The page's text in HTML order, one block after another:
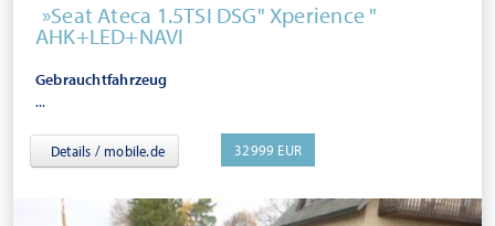
Seat Ateca 1.5TSI DSG" Xperience "
AHK+LED+NAVI
Gebrauchtfahrzeug
...
Details / mobile.de 32999 EUR